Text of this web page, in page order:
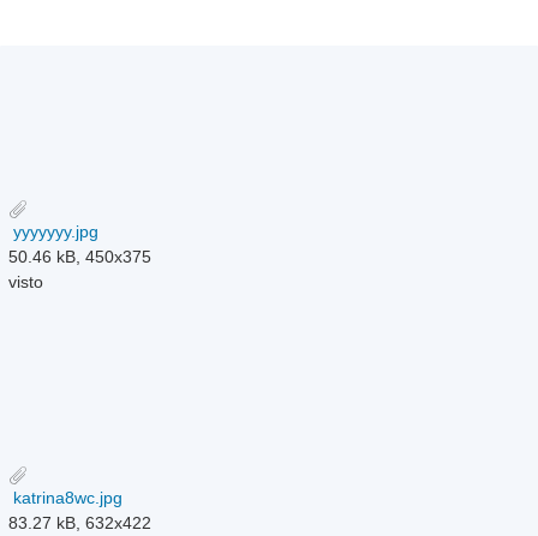
yyyyyyy.jpg
50.46 kB, 450x375
visto
katrina8wc.jpg
83.27 kB, 632x422